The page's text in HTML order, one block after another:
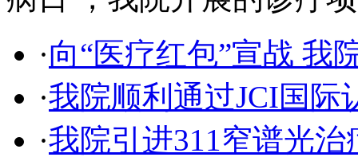
·向“医疗红包”宣战 我
·我院顺利通过JCI国际
·我院引进311窄谱光治